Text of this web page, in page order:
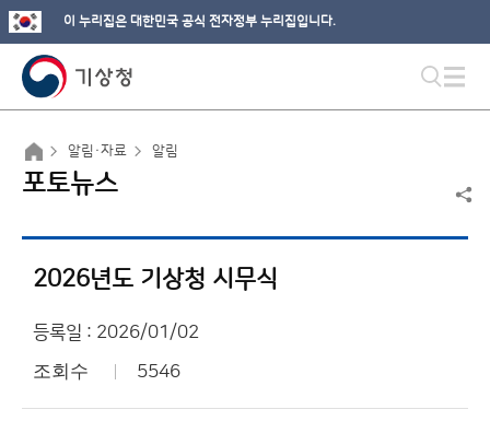
이 누리집은 대한민국 공식 전자정부 누리집입니다.
알림·자료 알림
포토뉴스
2026년도 기상청 시무식
등록일 : 2026/01/02
조회수 5546